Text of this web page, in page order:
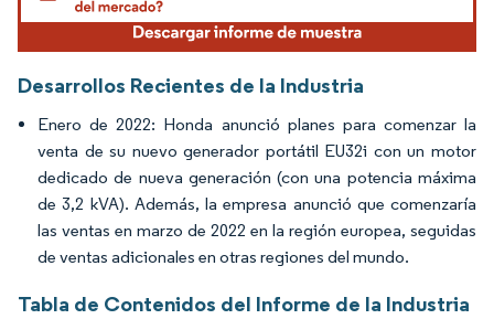
Desarrollos Recientes de la Industria
Enero de 2022: Honda anunció planes para comenzar la
venta de su nuevo generador portátil EU32i con un motor
dedicado de nueva generación (con una potencia máxima
de 3,2 kVA). Además, la empresa anunció que comenzaría
las ventas en marzo de 2022 en la región europea, seguidas
de ventas adicionales en otras regiones del mundo.
Tabla de Contenidos del Informe de la Industria